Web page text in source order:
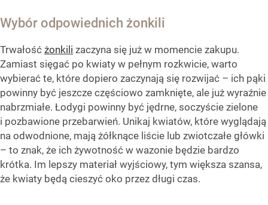
Wybór odpowiednich żonkili
Trwałość żonkili zaczyna się już w momencie zakupu.
Zamiast sięgać po kwiaty w pełnym rozkwicie, warto
wybierać te, które dopiero zaczynają się rozwijać – ich pąki
powinny być jeszcze częściowo zamknięte, ale już wyraźnie
nabrzmiałe. Łodygi powinny być jędrne, soczyście zielone
i pozbawione przebarwień. Unikaj kwiatów, które wyglądają
na odwodnione, mają żółknące liście lub zwiotczałe główki
– to znak, że ich żywotność w wazonie będzie bardzo
krótka. Im lepszy materiał wyjściowy, tym większa szansa,
że kwiaty będą cieszyć oko przez długi czas.